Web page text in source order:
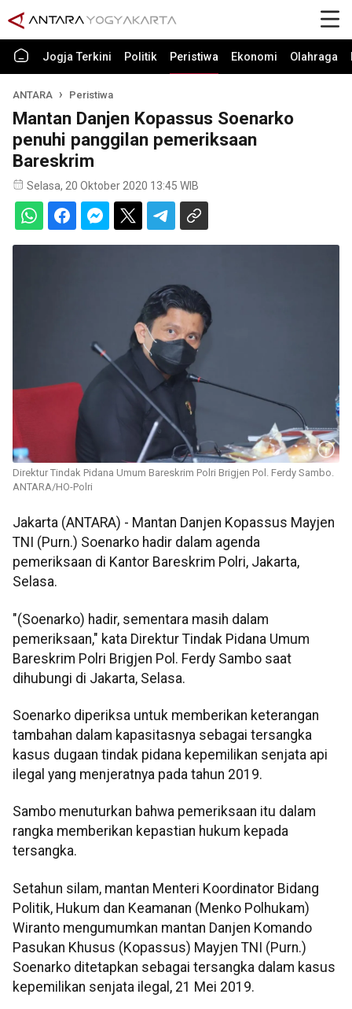
Jogja Terkini Politik Peristiwa Ekonomi Olahraga
ANTARA Peristiwa
Mantan Danjen Kopassus Soenarko
penuhi panggilan pemeriksaan
Bareskrim
Selasa, 20 Oktober 2020 13:45 WIB
Direktur Tindak Pidana Umum Bareskrim Polri Brigjen Pol. Ferdy Sambo.
ANTARA/HO-Polri
Jakarta (ANTARA) - Mantan Danjen Kopassus Mayjen
TNI (Purn.) Soenarko hadir dalam agenda
pemeriksaan di Kantor Bareskrim Polri, Jakarta,
Selasa.
"(Soenarko) hadir, sementara masih dalam
pemeriksaan," kata Direktur Tindak Pidana Umum
Bareskrim Polri Brigjen Pol. Ferdy Sambo saat
dihubungi di Jakarta, Selasa.
Soenarko diperiksa untuk memberikan keterangan
tambahan dalam kapasitasnya sebagai tersangka
kasus dugaan tindak pidana kepemilikan senjata api
ilegal yang menjeratnya pada tahun 2019.
Sambo menuturkan bahwa pemeriksaan itu dalam
rangka memberikan kepastian hukum kepada
tersangka.
Setahun silam, mantan Menteri Koordinator Bidang
Politik, Hukum dan Keamanan (Menko Polhukam)
Wiranto mengumumkan mantan Danjen Komando
Pasukan Khusus (Kopassus) Mayjen TNI (Purn.)
Soenarko ditetapkan sebagai tersangka dalam kasus
kepemilikan senjata ilegal, 21 Mei 2019.